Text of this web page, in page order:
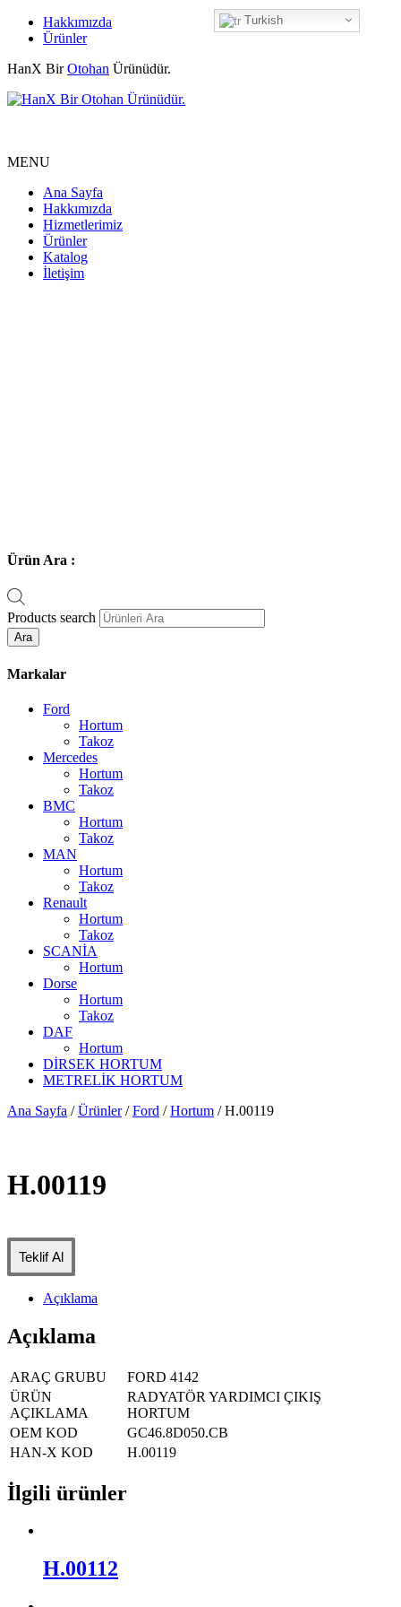
Hakkımızda
Ürünler
HanX BirOtohan Ürünüdür.
MENU
Ana Sayfa
Hakkımızda
Hizmetlerimiz
Ürünler
Katalog
İletişim
Ürün Ara :
Products search
Ara
Markalar
Ford
Hortum
Takoz
Mercedes
Hortum
Takoz
BMC
Hortum
Takoz
MAN
Hortum
Takoz
Renault
Hortum
Takoz
SCANİA
Hortum
Dorse
Hortum
Takoz
DAF
Hortum
DİRSEK HORTUM
METRELİK HORTUM
Ana Sayfa /Ürünler/Ford /Hortum / H.00119
H.00119
Teklif Al
Açıklama
Açıklama
ARAÇ GRUBU
FORD 4142
ÜRÜN
AÇIKLAMA
RADYATÖR YARDIMCI ÇIKIŞ
HORTUM
OEM KOD
GC46.8D050.CB
HAN-X KOD
H.00119
İlgili ürünler
H.00112
Turkish